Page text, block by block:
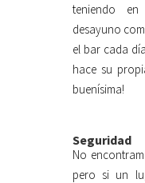
teniendo
desayuno
el bar cada
hace su
buenísima!
Seguridad
No
pero si un